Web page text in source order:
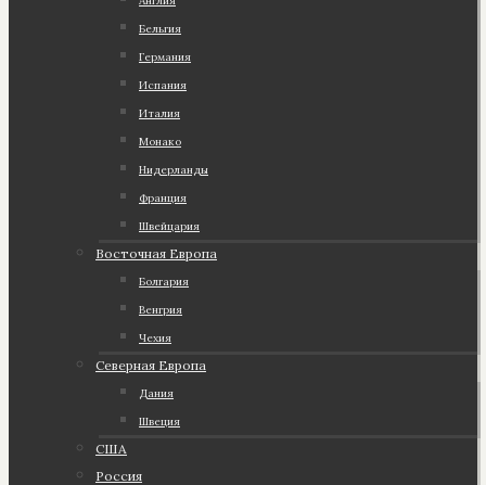
Бельгия
Германия
Испания
Италия
Монако
Нидерланды
Франция
Швейцария
Восточная Европа
Болгария
Венгрия
Чехия
Северная Европа
Дания
Швеция
США
Россия